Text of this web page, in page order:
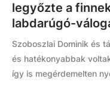
legyőzte a
labdarúgó-
Szoboszlai Dominik és
és hatékonyabbak
így is megérdemelten